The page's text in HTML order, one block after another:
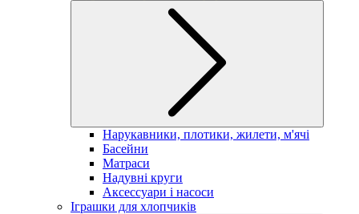
Нарукавники, плотики, жилети, м'ячі
Басейни
Матраси
Надувні круги
Аксессуари і насоси
Іграшки для хлопчиків